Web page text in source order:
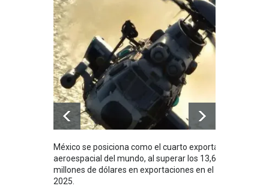
México se posiciona como el cuarto exportador
aeroespacial del mundo, al superar los 13,600
millones de dólares en exportaciones en el
2025.